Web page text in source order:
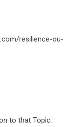
resilience-ou-
to that Topic: